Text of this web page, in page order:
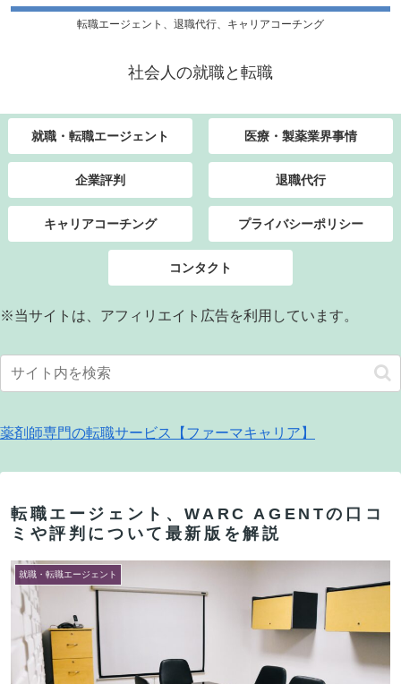
転職エージェント、退職代行、キャリアコーチング
社会人の就職と転職
就職・転職エージェント 医療・製薬業界事情
企業評判 退職代行
キャリアコーチング プライバシーポリシー
コンタクト
※当サイトは、アフィリエイト広告を利用しています。
薬剤師専門の転職サービス【ファーマキャリア】
転職エージェント、WARC AGENTの口コ
ミや評判について最新版を解説
就職・転職エージェント